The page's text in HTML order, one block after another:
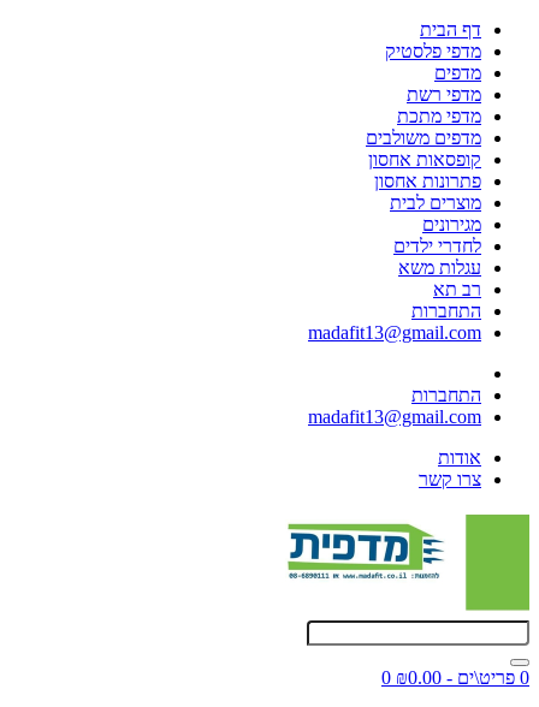
דף הבית
מדפי פלסטיק
מדפים
מדפי רשת
מדפי מתכת
מדפים משולבים
קופסאות אחסון
פתרונות אחסון
מוצרים לבית
מגירונים
לחדרי ילדים
עגלות משא
רב תא
התחברות
madafit13@gmail.com
התחברות
madafit13@gmail.com
אודות
צרו קשר
0 פריט\ים - ₪0.00
0